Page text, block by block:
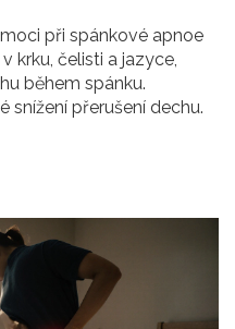
při spánkové apnoe
krku, čelisti a jazyce,
během spánku.
snížení přerušení dechu.